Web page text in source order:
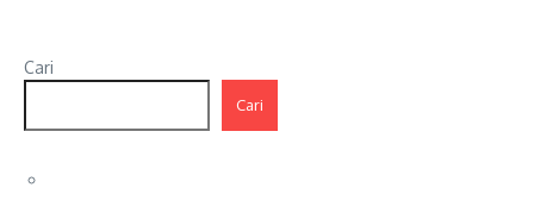
Cari
Cari